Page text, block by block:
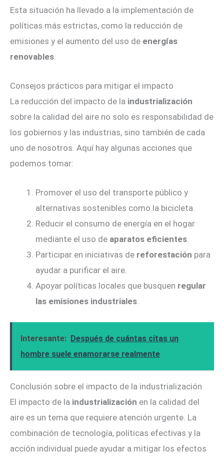
Esta situación ha llevado a la implementación de
políticas más estrictas, como la reducción de
emisiones y el aumento del uso de energías
renovables
Consejos prácticos para mitigar el impacto
La reducción del impacto de la industrialización
sobre la calidad del aire no solo es responsabilidad de
los gobiernos y las industrias, sino también de cada
uno de nosotros. Aquí hay algunas acciones que
podemos tomar:
Promover el uso del transporte público y
alternativas sostenibles como la bicicleta.
Reducir el consumo de energía en el hogar
mediante el uso de aparatos eficientes.
Participar en iniciativas de reforestación para
ayudar a purificar el aire.
Apoyar políticas locales que busquen regular
las emisiones industriales.
Interesante: Después de cuántas citas un
hombre suele enamorarse realmente
Conclusión sobre el impacto de la industrialización
El impacto de la industrialización en la calidad del
aire es un tema que requiere atención urgente. La
combinación de tecnología, políticas efectivas y la
acción individual puede ayudar a mitigar los efectos